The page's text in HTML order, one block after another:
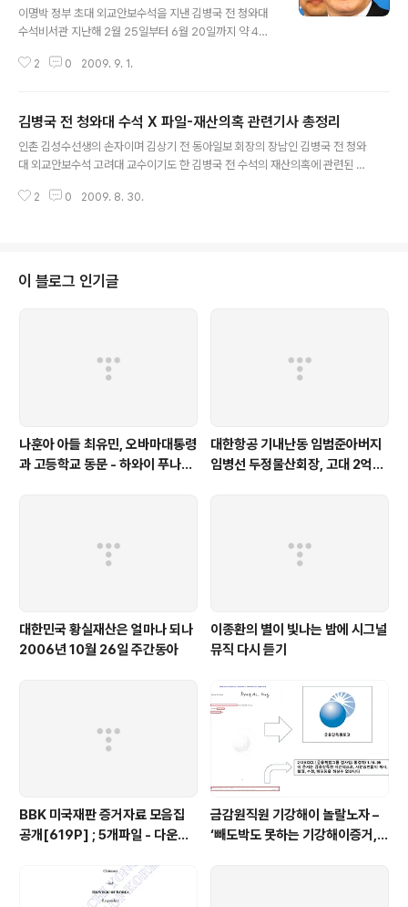
이명박 정부 초대 외교안보수석을 지낸 김병국 전 청와대
수석비서관 지난해 2월 25일부터 6월 20일까지 약 4개
파동등 민감한 문제가 터졌을뿐더러 이명박정부의 성격을
선생의 손자. 김성수는 상만, 상기 두 아들을 두었는데 김병
국은 김상기의 장남입니다 김상기는 전 동아일보 회장을
역임했으나 현재 이들 집안은 동아일보 경영에서는 완전히
국 전 수석은 지난해 4월 24일 고위공직자 재산 공개때 백
2 0 2009. 9. 1.
김병국 전 청와대 수석 X 파일-재산의혹 관련기사 총정리
인촌 김성수선생의 손자이며 김상기 전 동아일보 회장의 장남인 김병국 전 청와
대 외교안보수석 고려대 교수이기도 한 김병국 전 수석의 재산의혹에 관련된 신
요 여러분의 상상에 맡깁니다 김병국 교수, 전 공무원 출생 1959년 3월 18일
사 이명박 정부 외교안보 라인 180일 막전막후 | 기사입력 2008-10-24 10:
58 [신동아] 6월19일 이명박 대통령이 청와대 춘추관에서 쇠고기 협상 파문`
2 0 2009. 8. 30.
이 블로그 인기글
나훈아 아들 최유민, 오바마대통령
과 고등학교 동문 - 하와이 푸나호
대한항공 기내난동 임범준아버지
임병선 두정물산회장, 고대 2억기
대한민국 황실재산은 얼마나 되나
2006년 10월 26일 주간동아
이종환의 별이 빛나는 밤에 시그널
뮤직 다시 듣기
BBK 미국재판 증거자료 모음집
공개[619P] ; 5개파일 - 다운로
금감원직원 기강해이 놀랄노자 –
‘빼도박도 못하는 기강해이증거,